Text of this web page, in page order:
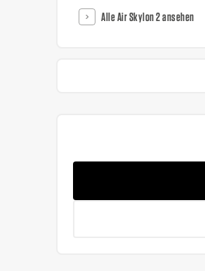
Alle Air Skylon 2 ansehen